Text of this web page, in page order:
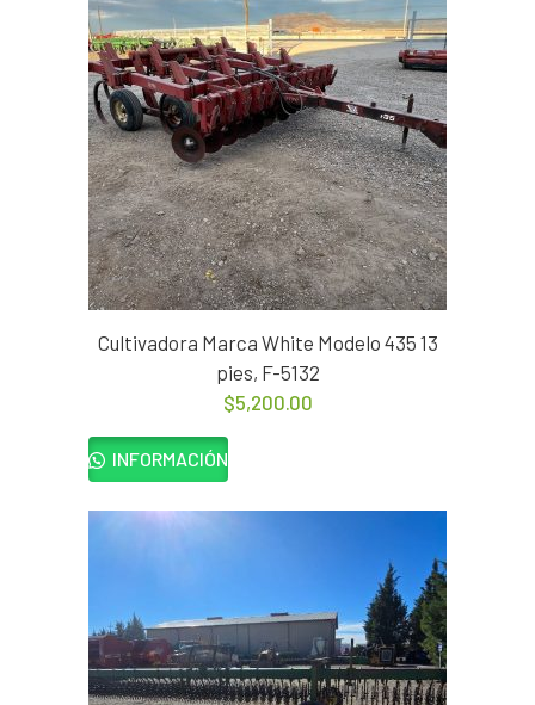
Cultivadora Marca White Modelo 435 13
pies, F-5132
$5,200.00
INFORMACIÓN